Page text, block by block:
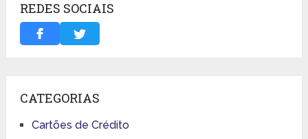
REDES SOCIAIS
CATEGORIAS
Cartões de Crédito